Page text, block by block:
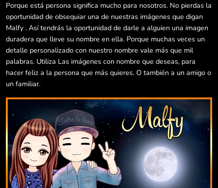
Porque está persona significa mucho para nosotros. No pierdas la
oportunidad de obsequiar una de nuestras imágenes que digan
Malfy . Así tendrás la oportunidad de darle a alguien una imagen
duradera que lleve su nombre en ella. Porque muchas veces un
detalle personalizado con nuestro nombre vale más que mil
palabras. Utiliza Las imágenes con nombre que deseas, para
hacer feliz a la persona que más quieres. O también a un amigo o
un familiar.